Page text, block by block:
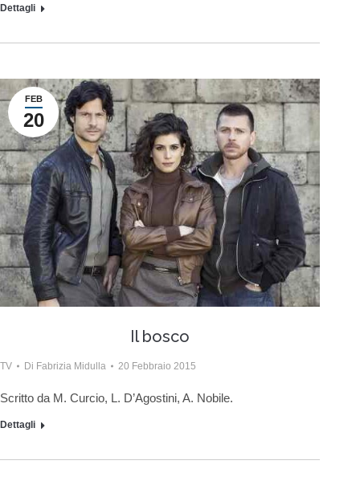
Dettagli
FEB
20
Il bosco
TV Di Fabrizia Midulla 20 Febbraio 2015
Scritto da M. Curcio, L. D’Agostini, A. Nobile.
Dettagli